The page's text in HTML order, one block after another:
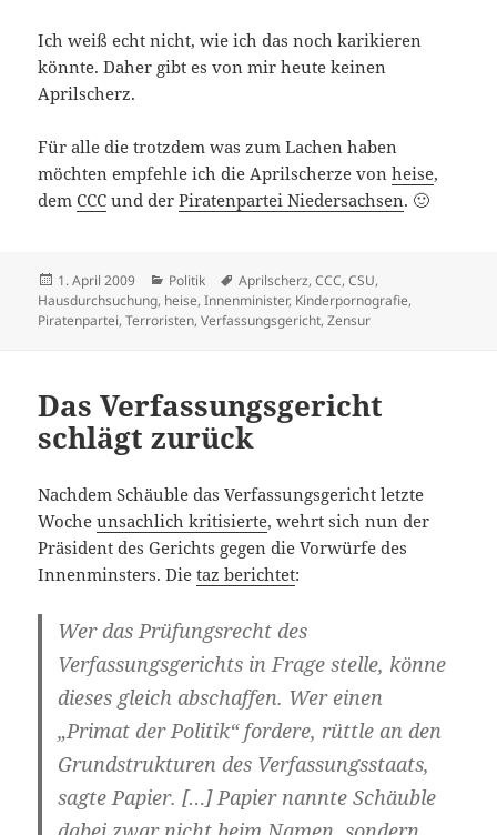
Ich weiß echt nicht, wie ich das noch karikieren
könnte. Daher gibt es von mir heute keinen
Aprilscherz.
Für alle die trotzdem was zum Lachen haben
möchten empfehle ich die Aprilscherze vonheise,
demCCC und derPiratenpartei Niedersachsen. 🙂
Veröffentlicht
am
1. April 2009 Kategorien
Politik Schlagwörter
Aprilscherz,CCC,CSU,
Hausdurchsuchung, heise,Innenminister, Kinderpornografie,
Piratenpartei,Terroristen,Verfassungsgericht,Zensur
Das Verfassungsgericht
schlägt zurück
Nachdem Schäuble das Verfassungsgericht letzte
Wocheunsachlich kritisierte, wehrt sich nun der
Präsident des Gerichts gegen die Vorwürfe des
Innenminsters. Dietaz berichtet:
Wer das Prüfungsrecht des
Verfassungsgerichts in Frage stelle, könne
dieses gleich abschaffen. Wer einen
„Primat der Politik“ fordere, rüttle an den
Grundstrukturen des Verfassungsstaats,
sagte Papier. […] Papier nannte Schäuble